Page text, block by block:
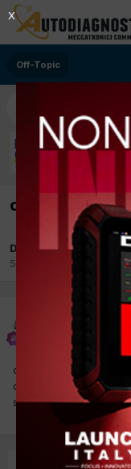
Off-Topic
collega a milano?
Da O.E,R
5 Settembre 2017
O.E,R
Inviato 5
ciao amici chiedevo
carlo marx per figlio di
sempre
:oO:
X